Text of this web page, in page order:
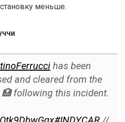
меньше.
has been
and cleared from the
following this incident.